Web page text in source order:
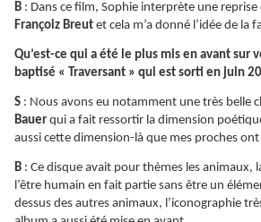
B : Dans ce film, Sophie interprète une reprise
Françoiz Breut et cela m’a donné l’idée de la
Qu’est-ce qui a été le plus mis en avant sur
baptisé « Traversant » qui est sorti en juin
S : Nous avons eu notamment une très belle
Bauer qui a fait ressortir la dimension
aussi cette dimension-là que mes proches
B : Ce disque avait pour thèmes les animaux,
l’être humain en fait partie sans être un
dessus des autres animaux, l’iconographie